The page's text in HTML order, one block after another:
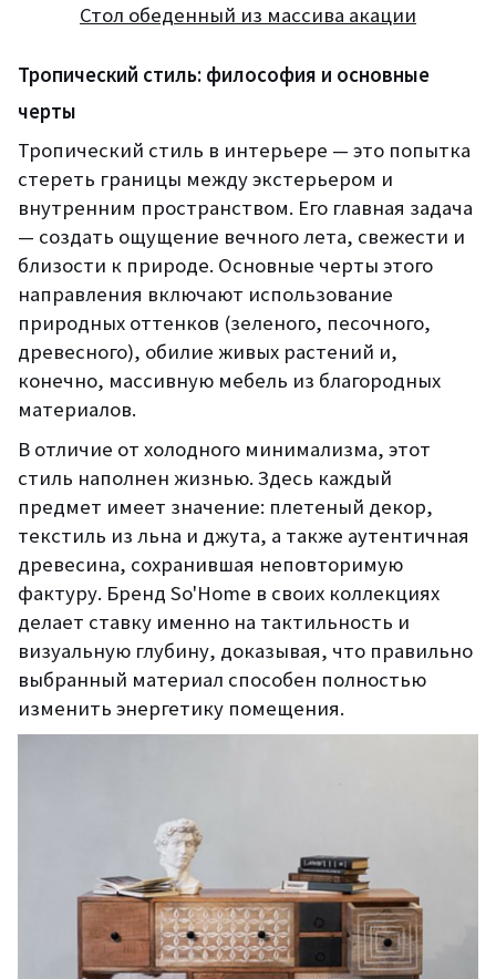
Стол обеденный из массива акации
Тропический стиль: философия и основные
черты
Тропический стиль в интерьере — это попытка
стереть границы между экстерьером и
внутренним пространством. Его главная задача
— создать ощущение вечного лета, свежести и
близости к природе. Основные черты этого
направления включают использование
природных оттенков (зеленого, песочного,
древесного), обилие живых растений и,
конечно, массивную мебель из благородных
материалов.
В отличие от холодного минимализма, этот
стиль наполнен жизнью. Здесь каждый
предмет имеет значение: плетеный декор,
текстиль из льна и джута, а также аутентичная
древесина, сохранившая неповторимую
фактуру. Бренд So'Home в своих коллекциях
делает ставку именно на тактильность и
визуальную глубину, доказывая, что правильно
выбранный материал способен полностью
изменить энергетику помещения.